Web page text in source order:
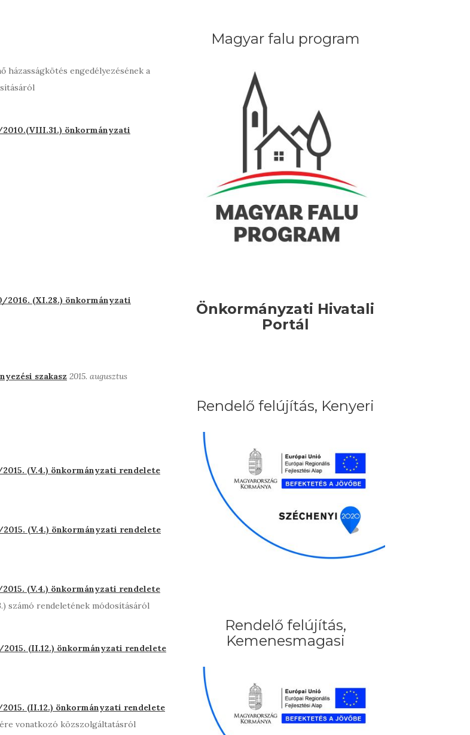
házasságkötés engedélyezésének a
önkormányzati
2016. (XI.28.) önkormányzati
szakasz 2015. augusztus
(V.4.) önkormányzati rendelete
(V.4.) önkormányzati rendelete
(V.4.) önkormányzati rendelete
számó rendeletének módosításáról
(II.12.) önkormányzati rendelete
(II.12.) önkormányzati rendelete
vonatkozó közszolgáltatásról
Magyar falu program
Önkormányzati Hivatali
Portál
Rendelő felújítás, Kenyeri
Rendelő felújítás,
Kemenesmagasi